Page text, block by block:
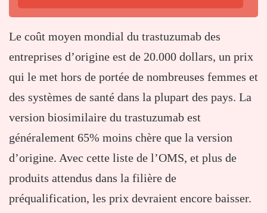
Le coût moyen mondial du trastuzumab des
entreprises d’origine est de 20.000 dollars, un prix
qui le met hors de portée de nombreuses femmes et
des systèmes de santé dans la plupart des pays. La
version biosimilaire du trastuzumab est
généralement 65% moins chère que la version
d’origine. Avec cette liste de l’OMS, et plus de
produits attendus dans la filière de
préqualification, les prix devraient encore baisser.